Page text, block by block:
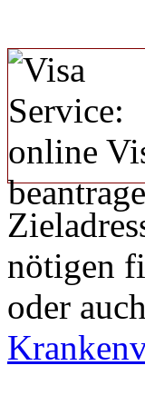
nötigen
oder